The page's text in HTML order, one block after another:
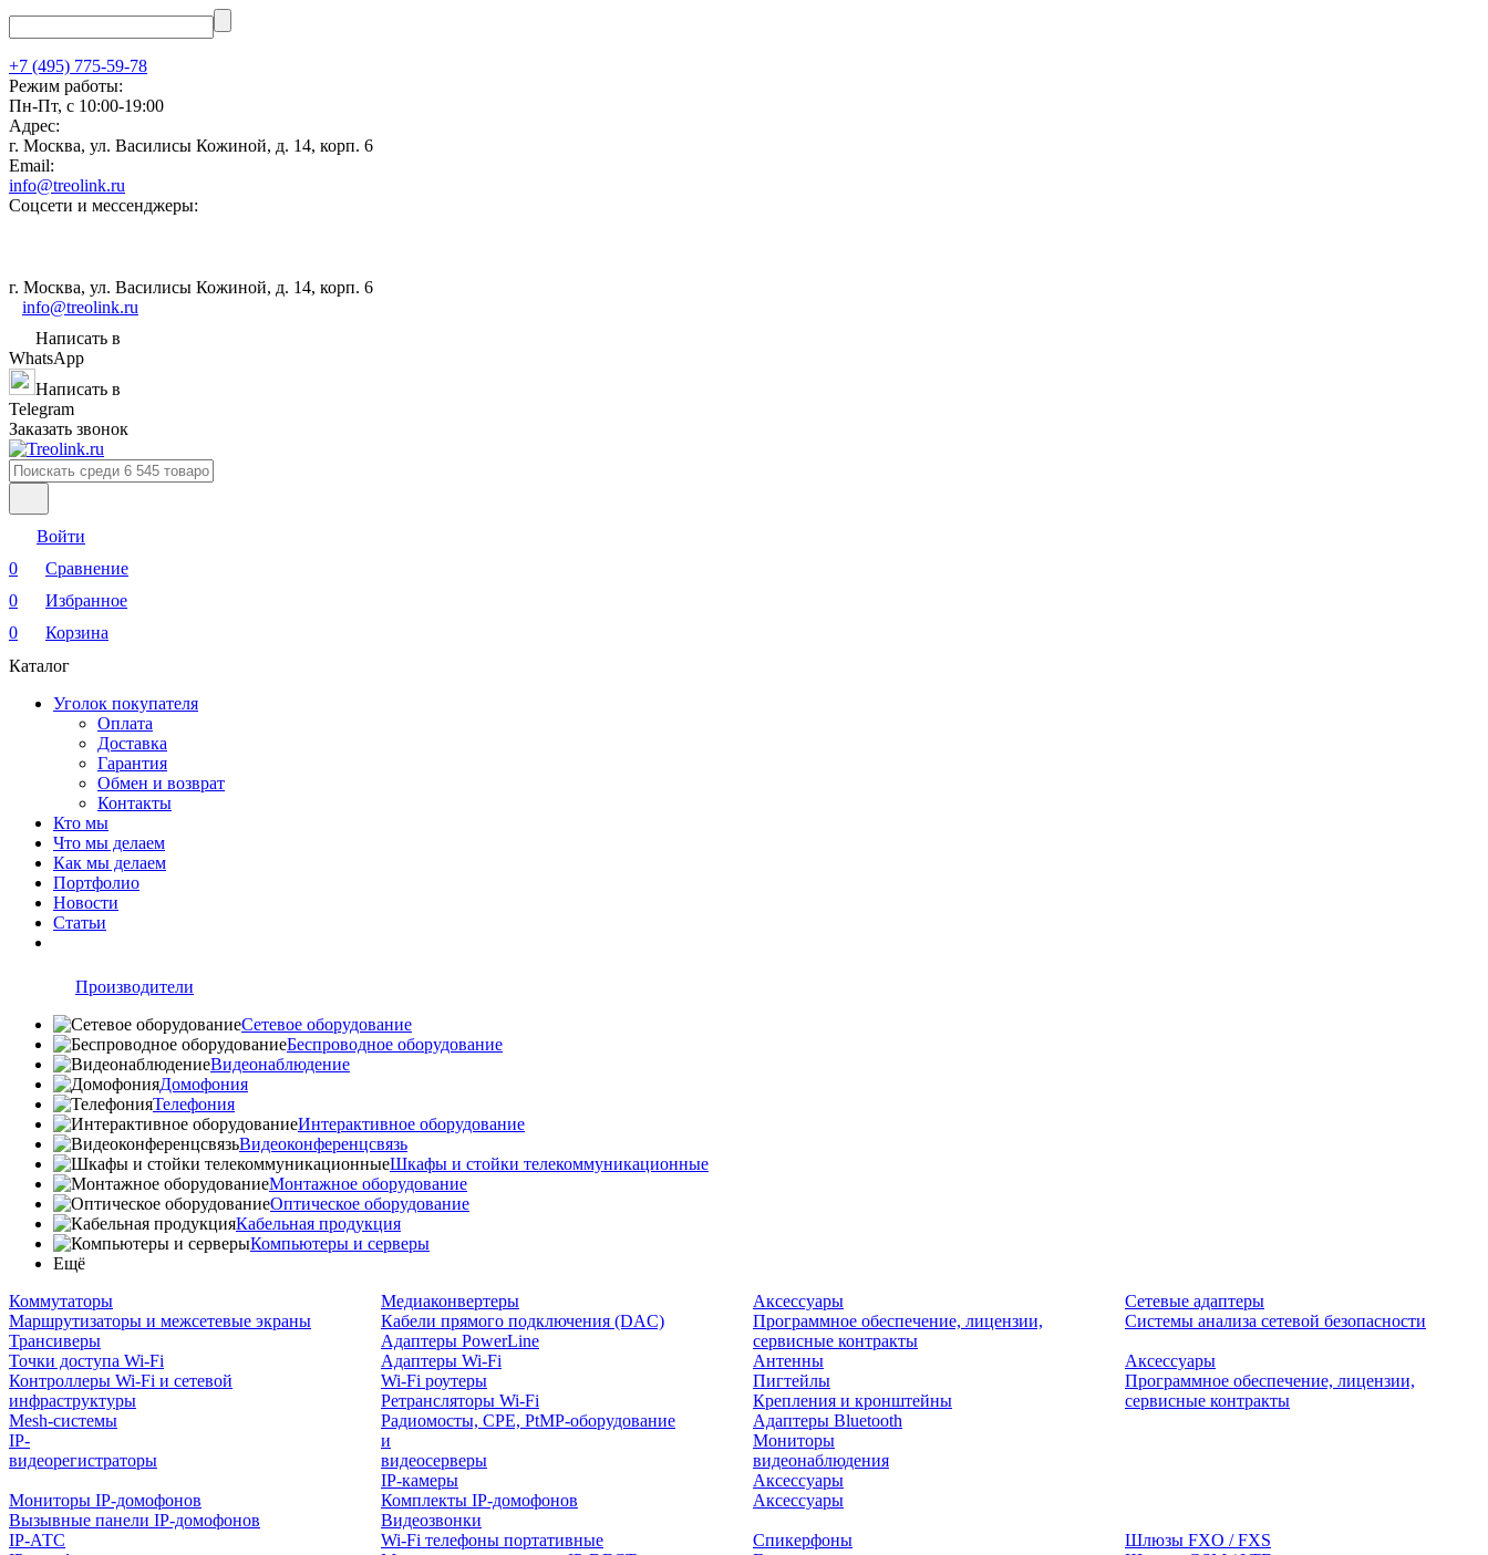
+7 (495) 775-59-78
Режим работы:
Пн-Пт, с 10:00-19:00
Адрес:
г. Москва, ул. Василисы Кожиной, д. 14, корп. 6
Email:
info@treolink.ru
Соцсети и мессенджеры:
г. Москва, ул. Василисы Кожиной, д. 14, корп. 6
info@treolink.ru
Написать в
WhatsApp
Написать в
Telegram
Заказать звонок
Войти
0
Сравнение
0
Избранное
0
Корзина
Каталог
Уголок покупателя
Оплата
Доставка
Гарантия
Обмен и возврат
Контакты
Кто мы
Что мы делаем
Как мы делаем
Портфолио
Новости
Статьи
Производители
Сетевое оборудование
Беспроводное оборудование
Видеонаблюдение
Домофония
Телефония
Интерактивное оборудование
Видеоконференцсвязь
Шкафы и стойки телекоммуникационные
Монтажное оборудование
Оптическое оборудование
Кабельная продукция
Компьютеры и серверы
Ещё
Коммутаторы
Маршрутизаторы и межсетевые экраны
Трансиверы
Медиаконвертеры
Кабели прямого подключения (DAC)
Адаптеры PowerLine
Аксессуары
Программное обеспечение, лицензии,
сервисные контракты
Сетевые адаптеры
Системы анализа сетевой безопасности
Точки доступа Wi-Fi
Контроллеры Wi-Fi и сетевой
инфраструктуры
Mesh-системы
Адаптеры Wi-Fi
Wi-Fi роутеры
Ретрансляторы Wi-Fi
Радиомосты, CPE, PtMP-оборудование
Антенны
Пигтейлы
Крепления и кронштейны
Адаптеры Bluetooth
Аксессуары
Программное обеспечение, лицензии,
сервисные контракты
IP-
видеорегистраторы
и
видеосерверы
IP-камеры
Мониторы
видеонаблюдения
Аксессуары
Мониторы IP-домофонов
Вызывные панели IP-домофонов
Комплекты IP-домофонов
Видеозвонки
Аксессуары
IP-АТС
Wi-Fi телефоны портативные
Спикерфоны
Шлюзы FXO / FXS